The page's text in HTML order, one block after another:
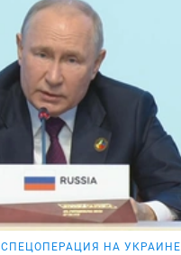
СПЕЦОПЕРАЦИЯ НА УКРАИНЕ